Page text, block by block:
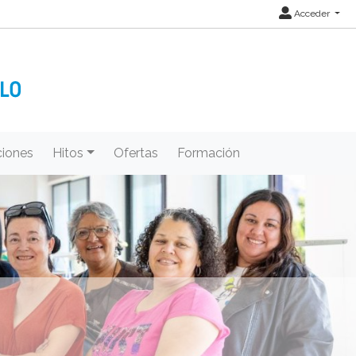
Acceder
Hitos Ofertas Formación